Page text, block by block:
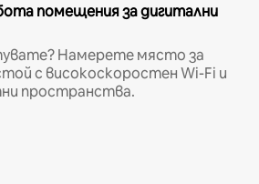
помещения за дигитални
Намерете място за
с високоскоростен Wi-Fi и
пространства.